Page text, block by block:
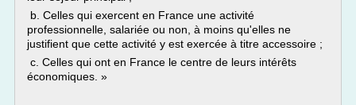
b. Celles qui exercent en France une activité
professionnelle, salariée ou non, à moins qu'elles ne
justifient que cette activité y est exercée à titre accessoire ;
c. Celles qui ont en France le centre de leurs intérêts
économiques. »